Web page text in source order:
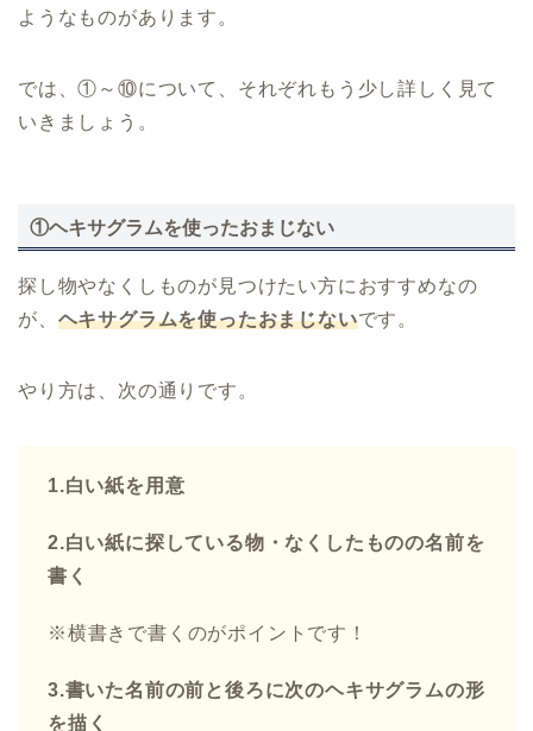
ようなものがあります。
では、①～⑩について、それぞれもう少し詳しく見て
いきましょう。
①ヘキサグラムを使ったおまじない
探し物やなくしものが見つけたい方におすすめなの
が、 ヘキサグラムを使ったおまじないです。
やり方は、次の通りです。
1.白い紙を用意
2.白い紙に探している物・なくしたものの名前を
書く
※横書きで書くのがポイントです！
3.書いた名前の前と後ろに次のヘキサグラムの形
を描く